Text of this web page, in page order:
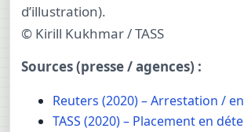
d’illustration).
© Kirill Kukhmar / TASS
Sources (presse / agences) :
Reuters (2020) – Arrestation /
TASS (2020) – Placement en